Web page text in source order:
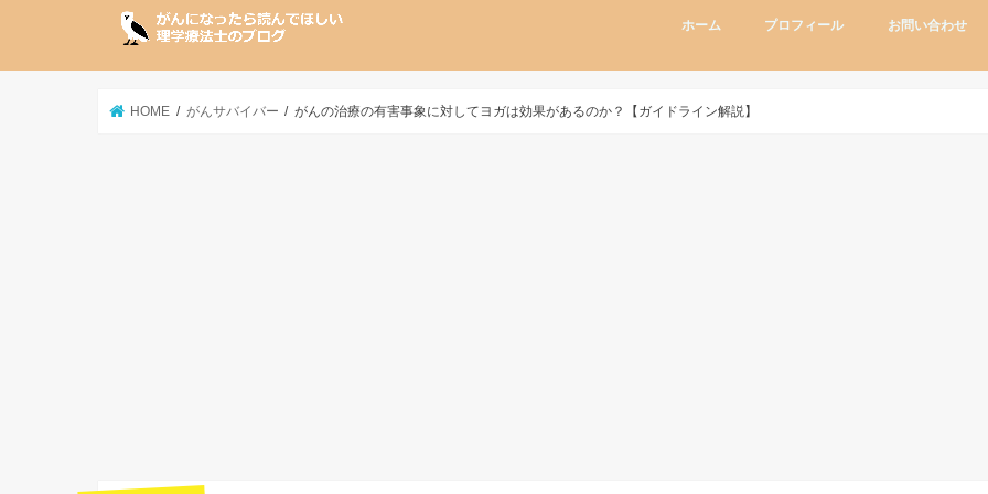
ホーム プロフィール お問い合わせ
HOME がんサバイバー がんの治療の有害事象に対してヨガは効果があるのか？【ガイドライン解説】